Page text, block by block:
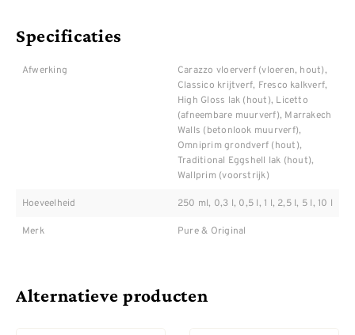
Specificaties
Afwerking
Carazzo vloerverf (vloeren, hout),
Classico krijtverf, Fresco kalkverf,
High Gloss lak (hout), Licetto
(afneembare muurverf), Marrakech
Walls (betonlook muurverf),
Omniprim grondverf (hout),
Traditional Eggshell lak (hout),
Wallprim (voorstrijk)
Hoeveelheid 250 ml, 0,3 l, 0,5 l, 1 l, 2,5 l, 5 l, 10 l
Merk Pure & Original
Alternatieve producten